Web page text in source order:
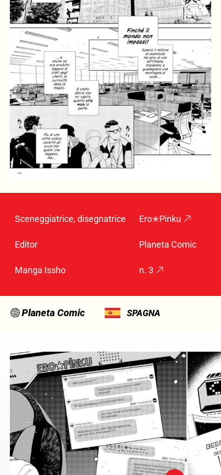
Sceneggiatrice, disegnatrice Ero✭Pinku
Editor Planeta Comic
Manga Issho n. 3
Planeta Comic SPAGNA